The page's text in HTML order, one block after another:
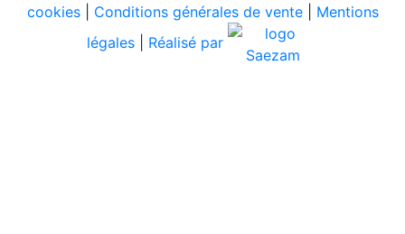
cookies| Conditions générales de vente| Mentions
légales
Réalisé par